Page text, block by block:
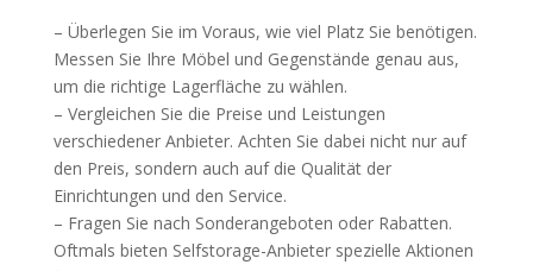
– Überlegen Sie im Voraus, wie viel Platz Sie benötigen.
Messen Sie Ihre Möbel und Gegenstände genau aus,
um die richtige Lagerfläche zu wählen.
– Vergleichen Sie die Preise und Leistungen
verschiedener Anbieter. Achten Sie dabei nicht nur auf
den Preis, sondern auch auf die Qualität der
Einrichtungen und den Service.
– Fragen Sie nach Sonderangeboten oder Rabatten.
Oftmals bieten Selfstorage-Anbieter spezielle Aktionen